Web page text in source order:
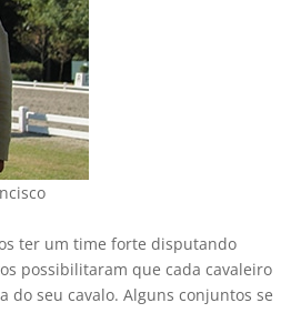
ter um time forte disputando
possibilitaram que cada cavaleiro
seu cavalo. Alguns conjuntos se